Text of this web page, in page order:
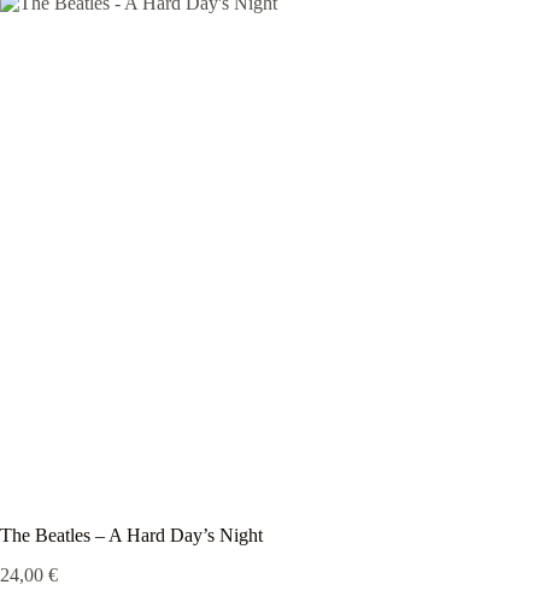
The Beatles – A Hard Day’s Night
24,00 €